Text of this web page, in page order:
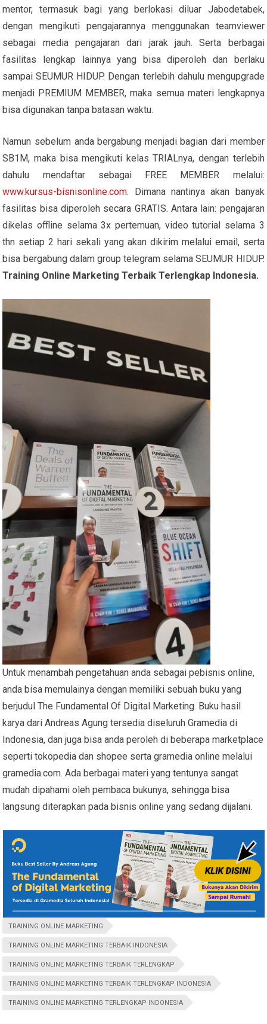
mentor, termasuk bagi yang berlokasi diluar Jabodetabek,
dengan mengikuti pengajarannya menggunakan teamviewer
sebagai media pengajaran dari jarak jauh. Serta berbagai
fasilitas lengkap lainnya yang bisa diperoleh dan berlaku
sampai SEUMUR HIDUP. Dengan terlebih dahulu mengupgrade
menjadi PREMIUM MEMBER, maka semua materi lengkapnya
bisa digunakan tanpa batasan waktu.
Namun sebelum anda bergabung menjadi bagian dari member
SB1M, maka bisa mengikuti kelas TRIALnya, dengan terlebih
dahulu mendaftar sebagai FREE MEMBER melalui:
www.kursus-bisnisonline.com. Dimana nantinya akan banyak
fasilitas bisa diperoleh secara GRATIS. Antara lain: pengajaran
dikelas offline selama 3x pertemuan, video tutorial selama 3
thn setiap 2 hari sekali yang akan dikirim melalui email, serta
bisa bergabung dalam group telegram selama SEUMUR HIDUP.
Training Online Marketing Terbaik Terlengkap Indonesia.
Untuk menambah pengetahuan anda sebagai pebisnis online,
anda bisa memulainya dengan memiliki sebuah buku yang
berjudul The Fundamental Of Digital Marketing. Buku hasil
karya dari Andreas Agung tersedia diseluruh Gramedia di
Indonesia, dan juga bisa anda peroleh di beberapa marketplace
seperti tokopedia dan shopee serta gramedia online melalui
gramedia.com. Ada berbagai materi yang tentunya sangat
mudah dipahami oleh pembaca bukunya, sehingga bisa
langsung diterapkan pada bisnis online yang sedang dijalani.
TRAINING ONLINE MARKETING
TRAINING ONLINE MARKETING TERBAIK INDONESIA
TRAINING ONLINE MARKETING TERBAIK TERLENGKAP
TRAINING ONLINE MARKETING TERBAIK TERLENGKAP INDONESIA
TRAINING ONLINE MARKETING TERLENGKAP INDONESIA